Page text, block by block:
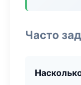
Часто